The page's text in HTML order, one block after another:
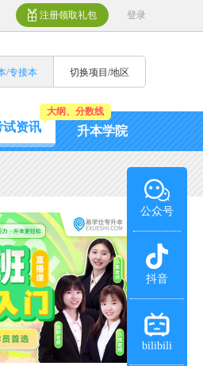
注册领取礼包 登录
/专接本 切换项目/地区
试资讯
大纲、分数线
升本学院
公众号
抖音
bilibili